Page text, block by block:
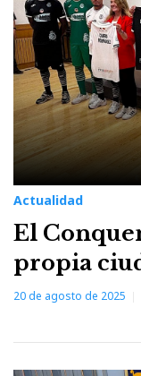
Actualidad
El
propia
20 de agosto de 2025